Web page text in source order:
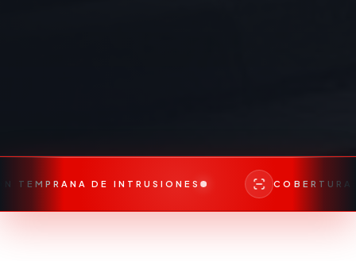
COBERTURA DE GRANDES